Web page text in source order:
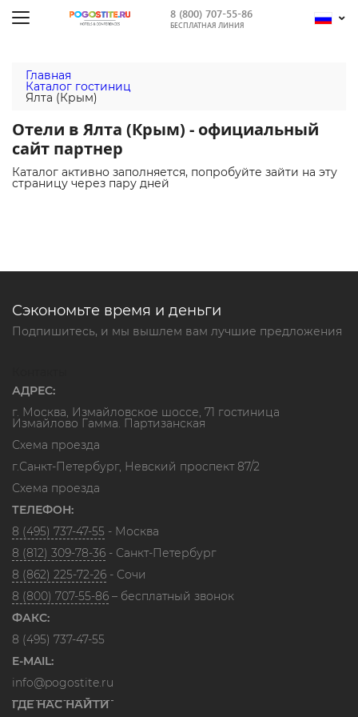
8 (800) 707-55-86
БЕСПЛАТНАЯ ЛИНИЯ
Главная
Каталог гостиниц
Ялта (Крым)
Отели в Ялта (Крым) - официальный
сайт партнер
Каталог активно заполняется, попробуйте зайти на эту
страницу через пару дней
Сэкономьте время и деньги
Подпишитесь, и мы вышлем вам лучшие предложения
АДРЕС:
г. Москва, Измайловское шоссе, 71 гостиница
Измайлово Гамма. Партизанская
Схема проезда
г.Санкт-Петербург, Невский проспект 87/2
Схема проезда
ТЕЛЕФОН:
8 (495) 737-47-55 - Москва
8 (812) 309-78-36 - Санкт-Петербург
8 (862) 225-72-26 - Сочи
8 (800) 707-55-86 – бесплатный звонок
ФАКС:
8 (495) 737-47-55
E-MAIL:
info@pogostite.ru
ГДЕ НАС НАЙТИ